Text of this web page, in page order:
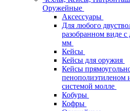
Оружейные
Аксессуары
Для любого
разобранном виде
мм
Кейсы
Кейсы для оружия
Кейсы
пенополиэтиленом
системой молле
Кобуры
Кофры